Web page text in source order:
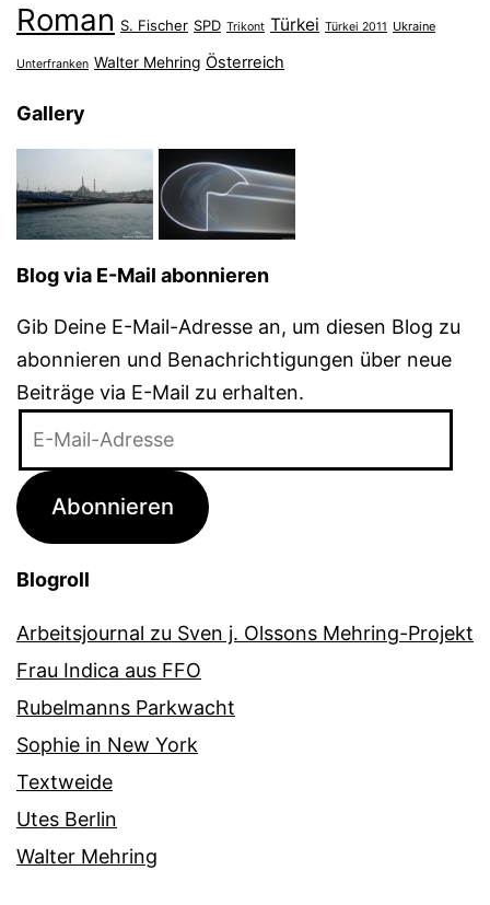
Roman S. Fischer SPD Trikont Türkei Türkei 2011 Ukraine
Unterfranken Walter Mehring Österreich
Gallery
Blog via E-Mail abonnieren
Gib Deine E-Mail-Adresse an, um diesen Blog zu
abonnieren und Benachrichtigungen über neue
Beiträge via E-Mail zu erhalten.
Adresse
Abonnieren
Blogroll
Arbeitsjournal zu Sven j. Olssons Mehring-Projekt
Frau Indica aus FFO
Rubelmanns Parkwacht
Sophie in New York
Textweide
Utes Berlin
Walter Mehring